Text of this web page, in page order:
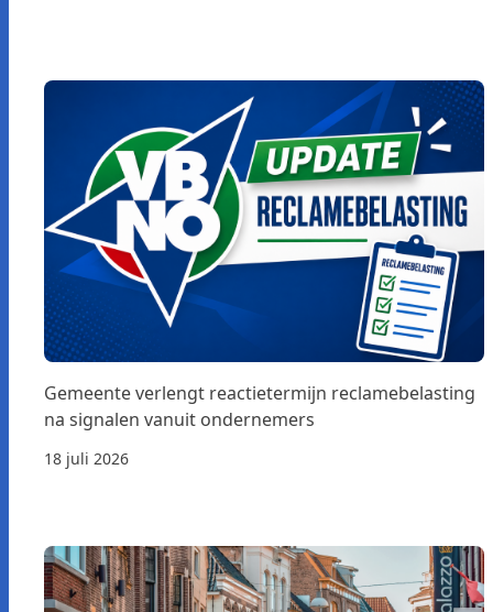
Gemeente verlengt reactietermijn reclamebelasting
na signalen vanuit ondernemers
18 juli 2026